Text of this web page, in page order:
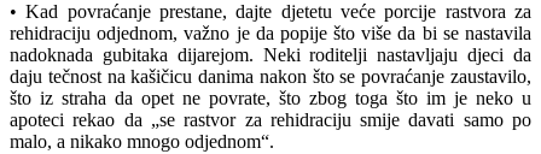
• Kad povraćanje prestane, dajte djetetu veće porcije rastvora za
rehidraciju odjednom, važno je da popije što više da bi se nastavila
nadoknada gubitaka dijarejom. Neki roditelji nastavljaju djeci da
daju tečnost na kašičicu danima nakon što se povraćanje zaustavilo,
što iz straha da opet ne povrate, što zbog toga što im je neko u
apoteci rekao da „se rastvor za rehidraciju smije davati samo po
malo, a nikako mnogo odjednom“.